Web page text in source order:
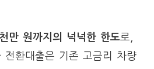
만 원까지의 넉넉한 한도로,
환대출은 기존 고금리 차량